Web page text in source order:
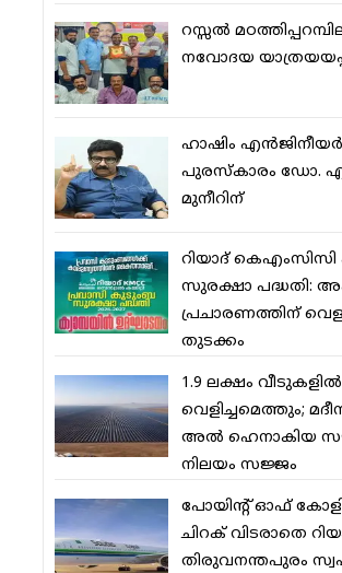
റസ്സല്‍
നവോദയ
ഹാഷിം
പുരസ്‌കാരം ഡോ.
മുനീറിന്
റിയാദ്
സുരക്ഷാ പദ്ധതി:
പ്രചാരണത്തിന്
തുടക്കം
1.9 ലക്ഷം വീടുകളില്‍
വെളിച്ചമെത്തും;
അല്‍ ഹെനാകിയ
നിലയം സജ്ജം
പോയിന്റ് ഓഫ്
ചിറക് വിടരാതെ
തിരുവനന്തപുരം